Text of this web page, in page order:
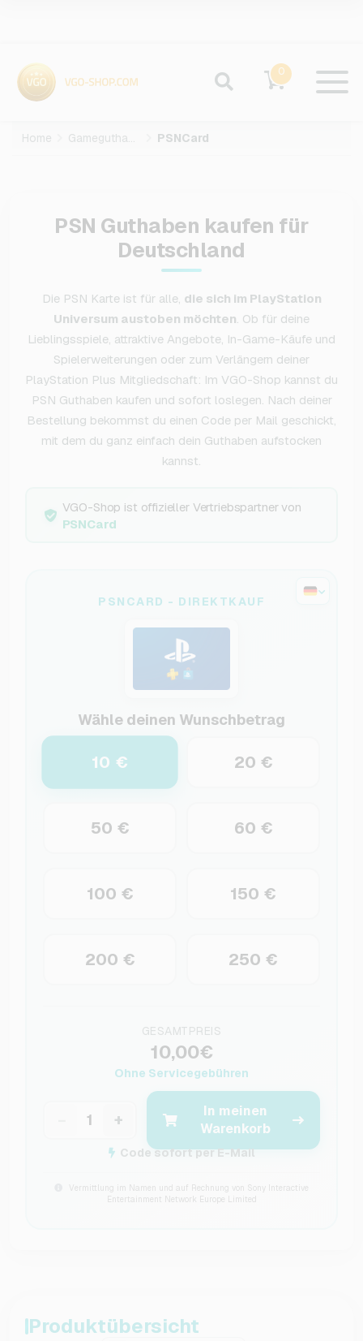
0
Home Gameguthaben PSNCard
PSN Guthaben kaufen für
Deutschland
Die PSN Karte ist für alle, die sich im PlayStation
Universum austoben möchten. Ob für deine
Lieblingsspiele, attraktive Angebote, In-Game-Käufe und
Spielerweiterungen oder zum Verlängern deiner
PlayStation Plus Mitgliedschaft: Im VGO-Shop kannst du
PSN Guthaben kaufen und sofort loslegen. Nach deiner
Bestellung bekommst du einen Code per Mail geschickt,
mit dem du ganz einfach dein Guthaben aufstocken
kannst.
VGO-Shop ist offizieller Vertriebspartner von
PSNCard
PSNCARD - DIREKTKAUF
Wähle deinen Wunschbetrag
10 € 20 €
50 € 60 €
100 € 150 €
200 € 250 €
GESAMTPREIS
10,00€
Ohne Servicegebühren
+
In meinen
Warenkorb
Code sofort per E-Mail
Vermittlung im Namen und auf Rechnung von Sony Interactive
Entertainment Network Europe Limited
Produktübersicht